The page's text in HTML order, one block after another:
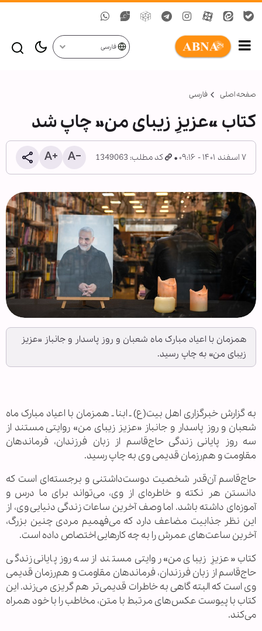
فارسی
صفحه اصلی فارسی
کتاب «عزیزِ زیبای من» چاپ شد
۷ اسفند ۱۴۰۱ - ۰۹:۱۶ کد مطلب: 1349063
همزمان با اعیاد مبارک ماه شعبان و روز پاسدار و جانباز «عزیز
زیبای من» به چاپ رسید.
به گزارش خبرگزاری اهل بیت(ع) ـ ابنا ـ همزمان با اعیاد مبارک ماه
شعبان و روز پاسدار و جانباز «عزیز زیبای من» روایتی مستند از
سه روز پایانی زندگی حاج‌قاسم از زبان فرزندان، فرماندهان
مقاومت و هم‌رزمان قدیمی وی به چاپ رسید.
حاج‌قاسم آن‌قدر شخصیت دوست‌داشتنی و برجسته‌ای است که
دانستن هر نکته و خاطره‌ای از وی، می‌تواند برای ما درس و
آموزه‌ای داشته باشد. اما وصف آخرین ساعات زندگی دنیایی وی، از
این نظر جذابیت مضاعف دارد که می‌فهمیم مردی چنین بزرگ،
آخرین ساعت‌های عمرش را به چه کارهایی اختصاص داده است.
کتاب «عزیزِ زیبای من» روایتی مستند از سه روز پایانی زندگی
حاج‌قاسم از زبان فرزندان، فرماندهان مقاومت و هم‌رزمان قدیمی
وی است که البته گاهی به خاطرات قدیمی‌تر هم گریزی می‌زند. این
کتاب با پیوست عکس‌های مرتبط با متن، مخاطب را با خود همراه
می‌کند.